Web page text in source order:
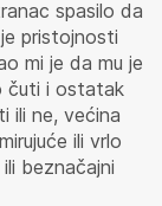
spasilo da
pristojnosti
mi je da mu je
čuti i ostatak
ili ne, većina
ili vrlo
beznačajni